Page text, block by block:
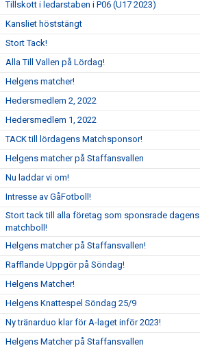
Tillskott i ledarstaben i P06 (U17 2023)
Kansliet höststängt
Stort Tack!
Alla Till Vallen på Lördag!
Helgens matcher!
Hedersmedlem 2, 2022
Hedersmedlem 1, 2022
TACK till lördagens Matchsponsor!
Helgens matcher på Staffansvallen
Nu laddar vi om!
Intresse av GåFotboll!
Stort tack till alla företag som sponsrade dagens
matchboll!
Helgens matcher på Staffansvallen!
Rafflande Uppgör på Söndag!
Helgens Matcher!
Helgens Knattespel Söndag 25/9
Ny tränarduo klar för A-laget inför 2023!
Helgens Matcher på Staffansvallen